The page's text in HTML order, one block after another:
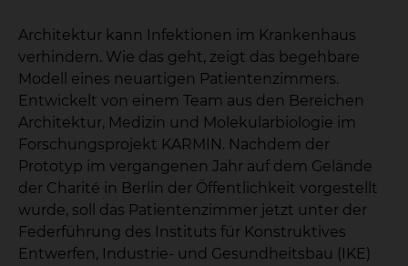
Architektur kann Infektionen im Krankenhaus
verhindern. Wie das geht, zeigt das begehbare
Modell eines neuartigen Patientenzimmers.
Entwickelt von einem Team aus den Bereichen
Architektur, Medizin und Molekularbiologie im
Forschungsprojekt KARMIN. Nachdem der
Prototyp im vergangenen Jahr auf dem Gelände
der Charité in Berlin der Öffentlichkeit vorgestellt
wurde, soll das Patientenzimmer jetzt unter der
Federführung des Instituts für Konstruktives
Entwerfen, Industrie- und Gesundheitsbau (IKE)